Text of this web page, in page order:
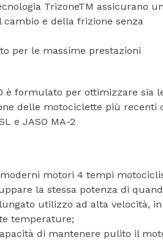
TrizoneTM assicurano
e della frizione senza
per le massime prestazioni
è formulato per ottimizzare sia
delle motociclette più recenti
e JASO MA-2
motori 4 tempi
la stessa potenza di
utilizzo ad alta velocità, in
temperature;
di mantenere pulito il